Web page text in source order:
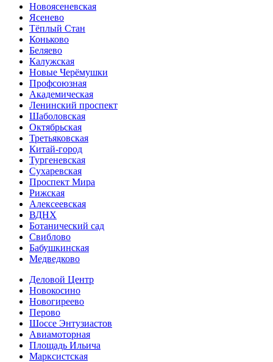
Новоясеневская
Ясенево
Тёплый Стан
Коньково
Беляево
Калужская
Новые Черёмушки
Профсоюзная
Академическая
Ленинский проспект
Шаболовская
Октябрьская
Третьяковская
Китай-город
Тургеневская
Сухаревская
Проспект Мира
Рижская
Алексеевская
ВДНХ
Ботанический сад
Свиблово
Бабушкинская
Медведково
Деловой Центр
Новокосино
Новогиреево
Перово
Шоссе Энтузиастов
Авиамоторная
Площадь Ильича
Марксистская